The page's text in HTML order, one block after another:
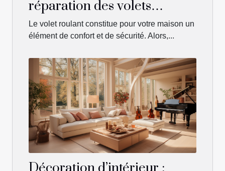
réparation des volets
roulants ?
Le volet roulant constitue pour votre maison un
élément de confort et de sécurité. Alors,...